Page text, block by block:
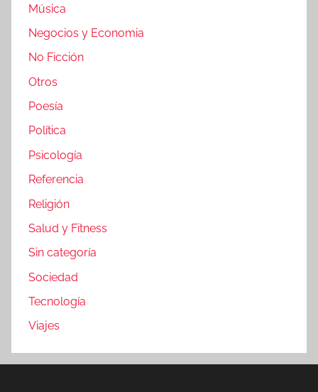
Música
Negocios y Economia
No Ficción
Otros
Poesía
Política
Psicología
Referencia
Religión
Salud y Fitness
Sin categoría
Sociedad
Tecnología
Viajes